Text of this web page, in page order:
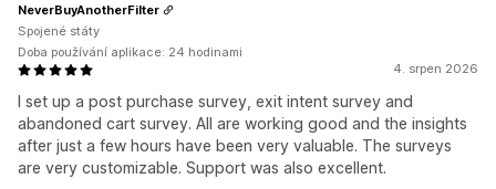
4. srpen 2026
I set up a post purchase survey, exit intent survey and
abandoned cart survey. All are working good and the insights
after just a few hours have been very valuable. The surveys
are very customizable. Support was also excellent.
NeverBuyAnotherFilter
Spojené státy
Doba používání aplikace: 24 hodinami